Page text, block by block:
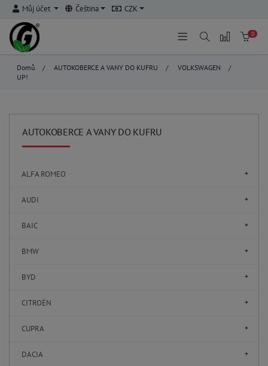
Můj účet Čeština CZK
0
Domů / AUTOKOBERCE A VANY DO KUFRU / VOLKSWAGEN
/
UP!
AUTOKOBERCE A VANY DO KUFRU
ALFA ROMEO
AUDI
BAIC
BMW
BYD
CITROËN
CUPRA
DACIA